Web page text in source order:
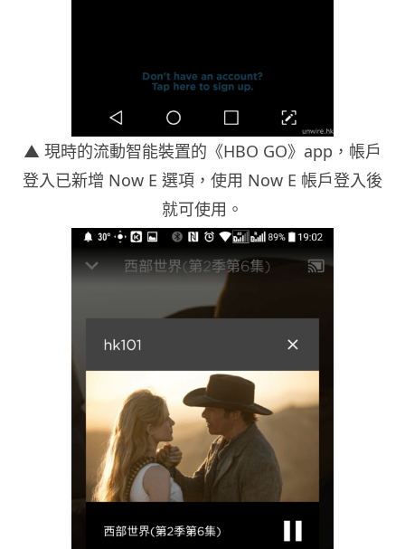
▲ 現時的流動智能裝置的《HBO GO》app，帳戶
登入已新增 Now E 選項，使用 Now E 帳戶登入後
就可使用。